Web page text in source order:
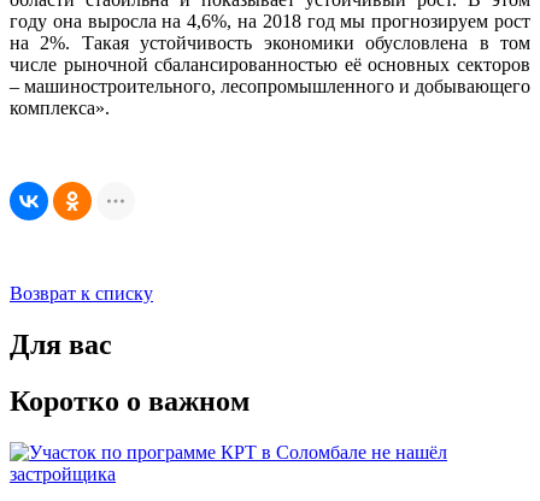
году она выросла на 4,6%, на 2018 год мы прогнозируем рост
на 2%. Такая устойчивость экономики обусловлена в том
числе рыночной сбалансированностью её основных секторов
– машиностроительного, лесопромышленного и добывающего
комплекса».
Возврат к списку
Для вас
Коротко о важном